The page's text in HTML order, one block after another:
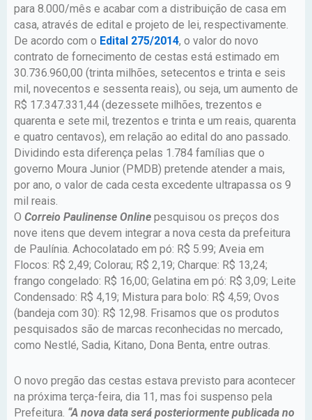
para 8.000/mês e acabar com a distribuição de casa em
casa, através de edital e projeto de lei, respectivamente.
De acordo com o Edital 275/2014, o valor do novo
contrato de fornecimento de cestas está estimado em
30.736.960,00 (trinta milhões, setecentos e trinta e seis
mil, novecentos e sessenta reais), ou seja, um aumento de
R$ 17.347.331,44 (dezessete milhões, trezentos e
quarenta e sete mil, trezentos e trinta e um reais, quarenta
e quatro centavos), em relação ao edital do ano passado.
Dividindo esta diferença pelas 1.784 famílias que o
governo Moura Junior (PMDB) pretende atender a mais,
por ano, o valor de cada cesta excedente ultrapassa os 9
mil reais.
O Correio Paulinense Online pesquisou os preços dos
nove itens que devem integrar a nova cesta da prefeitura
de Paulínia. Achocolatado em pó: R$ 5.99; Aveia em
Flocos: R$ 2,49; Colorau; R$ 2,19; Charque: R$ 13,24;
frango congelado: R$ 16,00; Gelatina em pó: R$ 3,09; Leite
Condensado: R$ 4,19; Mistura para bolo: R$ 4,59; Ovos
(bandeja com 30): R$ 12,98. Frisamos que os produtos
pesquisados são de marcas reconhecidas no mercado,
como Nestlé, Sadia, Kitano, Dona Benta, entre outras.
O novo pregão das cestas estava previsto para acontecer
na próxima terça-feira, dia 11, mas foi suspenso pela
Prefeitura. “A nova data será posteriormente publicada no